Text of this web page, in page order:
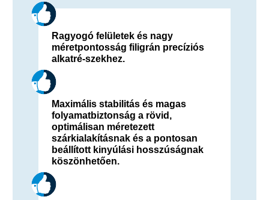
Ragyogó felületek és nagy
méretpontosság filigrán precíziós
alkatré-szekhez.
Maximális stabilitás és magas
folyamatbiztonság a rövid,
optimálisan méretezett
szárkialakításnak és a pontosan
beállított kinyúlási hosszúságnak
köszönhetően.